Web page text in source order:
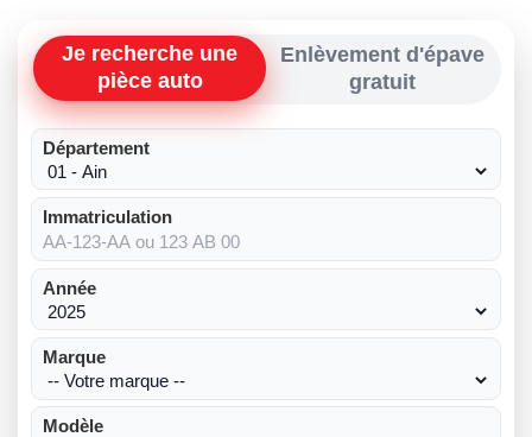
Je recherche une
pièce auto
Enlèvement d'épave
gratuit
Département
Immatriculation
Année
Marque
Modèle